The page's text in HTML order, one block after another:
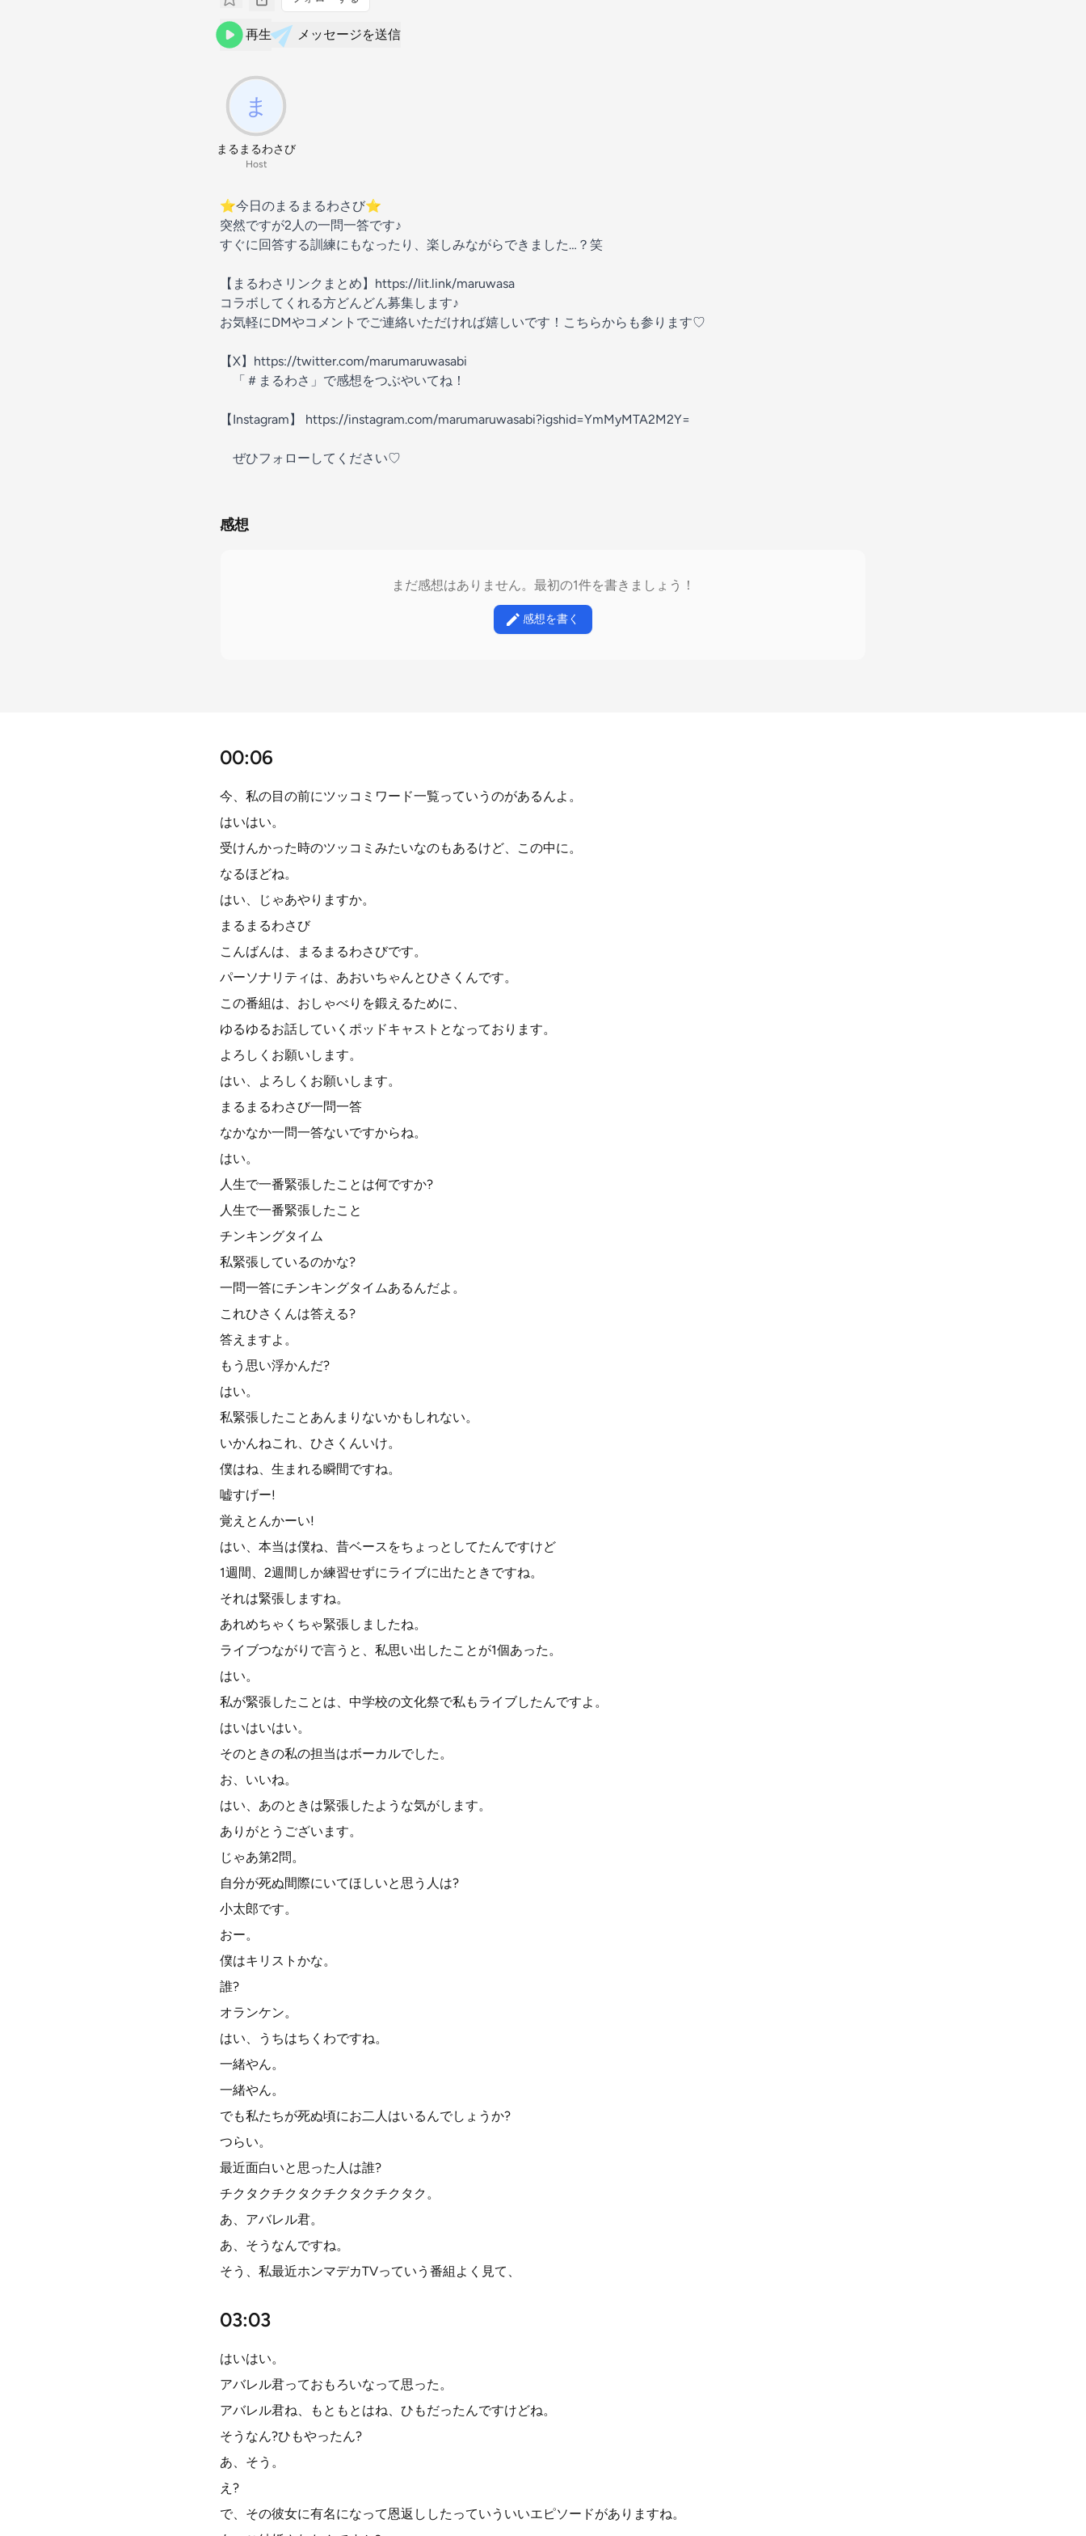
再生 メッセージを送信
まるまるわさび
Host
⭐︎今日のまるまるわさび⭐︎
突然ですが2人の一問一答です♪
すぐに回答する訓練にもなったり、楽しみながらできました…？笑
【まるわさリンクまとめ】https://lit.link/maruwasa
コラボしてくれる方どんどん募集します♪
お気軽にDMやコメントでご連絡いただければ嬉しいです！こちらからも参ります♡
【X】https://twitter.com/marumaruwasabi
「＃まるわさ」で感想をつぶやいてね！
【Instagram】 https://instagram.com/marumaruwasabi?igshid=YmMyMTA2M2Y=
ぜひフォローしてください♡
感想
まだ感想はありません。最初の1件を書きましょう！
感想を書く
00:06
今、私の目の前にツッコミワード一覧っていうのがあるんよ。
はいはい。
受けんかった時のツッコミみたいなのもあるけど、この中に。
なるほどね。
はい、じゃあやりますか。
まるまるわさび
こんばんは、まるまるわさびです。
パーソナリティは、あおいちゃんとひさくんです。
この番組は、おしゃべりを鍛えるために、
ゆるゆるお話していくポッドキャストとなっております。
よろしくお願いします。
はい、よろしくお願いします。
まるまるわさび一問一答
なかなか一問一答ないですからね。
はい。
人生で一番緊張したことは何ですか?
人生で一番緊張したこと
チンキングタイム
私緊張しているのかな?
一問一答にチンキングタイムあるんだよ。
これひさくんは答える?
答えますよ。
もう思い浮かんだ?
はい。
私緊張したことあんまりないかもしれない。
いかんねこれ、ひさくんいけ。
僕はね、生まれる瞬間ですね。
嘘すげー!
覚えとんかーい!
はい、本当は僕ね、昔ベースをちょっとしてたんですけど
1週間、2週間しか練習せずにライブに出たときですね。
それは緊張しますね。
あれめちゃくちゃ緊張しましたね。
ライブつながりで言うと、私思い出したことが1個あった。
はい。
私が緊張したことは、中学校の文化祭で私もライブしたんですよ。
はいはいはい。
そのときの私の担当はボーカルでした。
お、いいね。
はい、あのときは緊張したような気がします。
ありがとうございます。
じゃあ第2問。
自分が死ぬ間際にいてほしいと思う人は?
小太郎です。
おー。
僕はキリストかな。
誰?
オランケン。
はい、うちはちくわですね。
一緒やん。
一緒やん。
でも私たちが死ぬ頃にお二人はいるんでしょうか?
つらい。
最近面白いと思った人は誰?
チクタクチクタクチクタクチクタク。
あ、アバレル君。
あ、そうなんですね。
そう、私最近ホンマデカTVっていう番組よく見て、
03:03
はいはい。
アバレル君っておもろいなって思った。
アバレル君ね、もともとはね、ひもだったんですけどね。
そうなん?ひもやったん?
あ、そう。
え?
で、その彼女に有名になって恩返ししたっていういいエピソードがありますね。